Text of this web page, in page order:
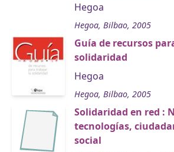
Hegoa
Hegoa, Bilbao, 2005
Guía de recursos
solidaridad
Hegoa
Hegoa, Bilbao, 2005
Solidaridad en red :
tecnologías,
social